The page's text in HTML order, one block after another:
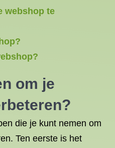
webshop te
om je
die je kunt nemen om
Ten eerste is het